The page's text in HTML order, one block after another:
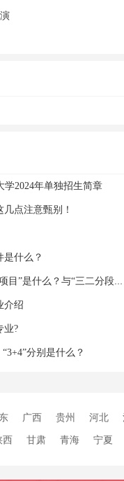
2024年单独招生简章
点注意甄别！
是什么？
么？与“三二分段”有何区别？
介绍
业?
分别是什么？
广西 贵州 河北
西 甘肃 青海 宁夏